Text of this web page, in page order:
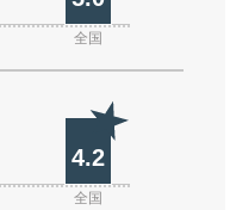
全国
4.2
全国